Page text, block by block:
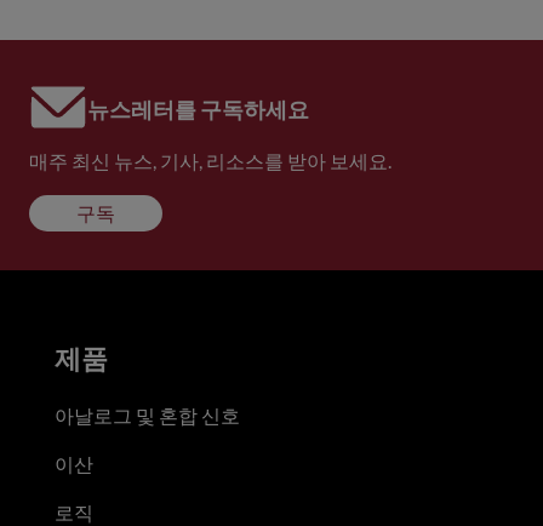
뉴스레터를 구독하세요
매주 최신 뉴스, 기사, 리소스를 받아 보세요.
구독
제품
아날로그 및 혼합 신호
이산
로직